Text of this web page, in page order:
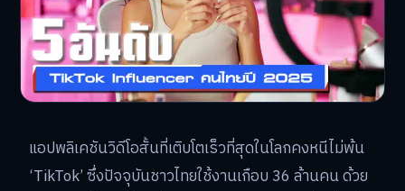
แอปพลิเคชันวิดีโอสั้นที่เติบโตเร็วที่สุดในโลกคงหนีไม่พ้น
‘TikTok’ ซึ่งปัจจุบันชาวไทยใช้งานเกือบ 36 ล้านคน ด้วย